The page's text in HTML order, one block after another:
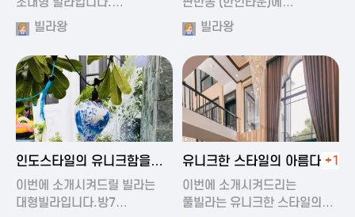
빌라왕
빌라왕
2024-11-19 01:35
인도스타일의 유니크함을
가진 풀빌라
이번에 소개시켜드릴 빌라는
대형빌라입니다.방7…
2024-11-19 00:45
유니크한 스타일의 아름다운
풀빌라
+1
이번에 소개시켜드리는
풀빌라는 유니크한 스타일의…